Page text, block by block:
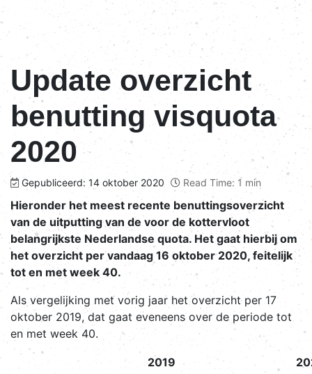
Update overzicht
benutting visquota
2020
Gepubliceerd: 14 oktober 2020 Read Time: 1 min
Hieronder het meest recente benuttingsoverzicht
van de uitputting van de voor de kottervloot
belangrijkste Nederlandse quota. Het gaat hierbij om
het overzicht per vandaag 16 oktober 2020, feitelijk
tot en met week 40.
Als vergelijking met vorig jaar het overzicht per 17
oktober 2019, dat gaat eveneens over de periode tot
en met week 40.
2019